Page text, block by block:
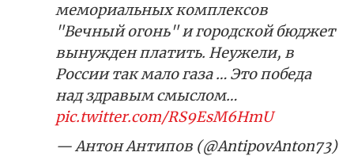
мемориальных комплексов
"Вечный огонь" и городской бюджет
вынужден платить. Неужели, в
России так мало газа … Это победа
над здравым смыслом…
pic.twitter.com/RS9EsM6HmU
— Антон Антипов (@AntipovAnton73)